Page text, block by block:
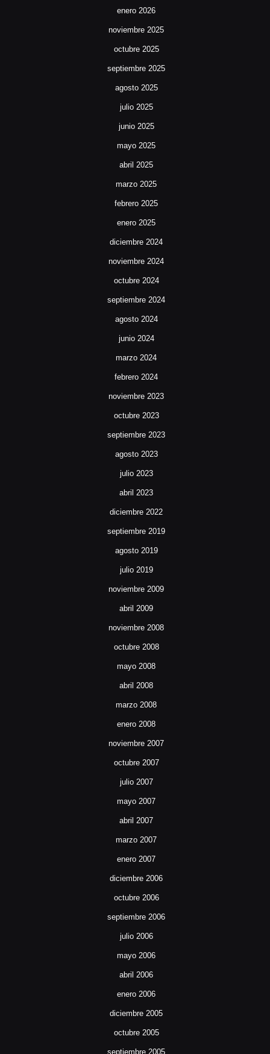
enero 2026
noviembre 2025
octubre 2025
septiembre 2025
agosto 2025
julio 2025
junio 2025
mayo 2025
abril 2025
marzo 2025
febrero 2025
enero 2025
diciembre 2024
noviembre 2024
octubre 2024
septiembre 2024
agosto 2024
junio 2024
marzo 2024
febrero 2024
noviembre 2023
octubre 2023
septiembre 2023
agosto 2023
julio 2023
abril 2023
diciembre 2022
septiembre 2019
agosto 2019
julio 2019
noviembre 2009
abril 2009
noviembre 2008
octubre 2008
mayo 2008
abril 2008
marzo 2008
enero 2008
noviembre 2007
octubre 2007
julio 2007
mayo 2007
abril 2007
marzo 2007
enero 2007
diciembre 2006
octubre 2006
septiembre 2006
julio 2006
mayo 2006
abril 2006
enero 2006
diciembre 2005
octubre 2005
septiembre 2005